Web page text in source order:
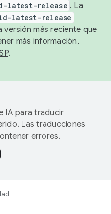
latest-release . La
latest-release
versión más reciente que
más información,
.
IA para traducir
Las traducciones
errores.